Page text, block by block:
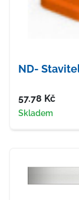
ND-
Cena
57.78 Kč
Dostupnost
Skladem